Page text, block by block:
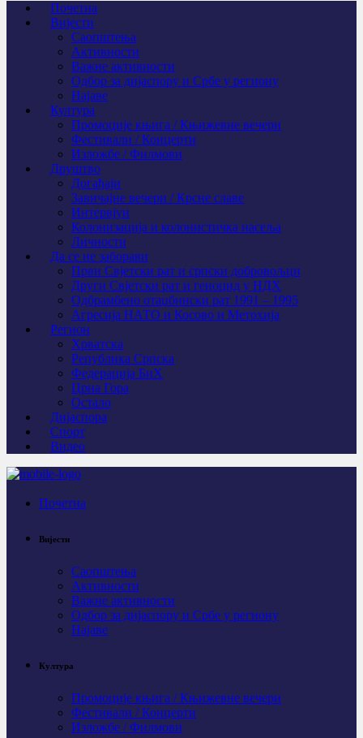
Почетна
Вијести
Саопштења
Активности
Важне активности
Одбор за дијаспору и Србе у региону
Најаве
Култура
Промоције књига / Књижевне вечери
Фестивали / Концерти
Изложбе / Филмови
Друштво
Догађаји
Завичајне вечери / Крсне славе
Интервјуи
Колонизација и колонистичка насеља
Личности
Да се не заборави
Први Свјeтски рат и српски добровољци
Други Свјетски рат и геноцид у НДХ
Одбрамбено отаџбински рат 1991 – 1995
Агресија НАТО и Косово и Метохија
Регион
Хрватска
Република Српска
Федерација БиХ
Црна Гора
Остало
Дијаспора
Спорт
Видео
Почетна
Вијести
Саопштења
Активности
Важне активности
Одбор за дијаспору и Србе у региону
Најаве
Култура
Промоције књига / Књижевне вечери
Фестивали / Концерти
Изложбе / Филмови